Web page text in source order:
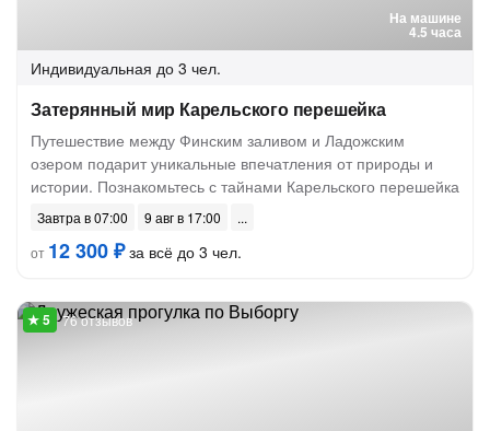
На машине
4.5 часа
Индивидуальная до 3 чел.
Затерянный мир Карельского перешейка
Путешествие между Финским заливом и Ладожским
озером подарит уникальные впечатления от природы и
истории. Познакомьтесь с тайнами Карельского перешейка
Завтра в 07:00
9 авг в 17:00
от 12 300 ₽за всё до 3 чел.
76 отзывов